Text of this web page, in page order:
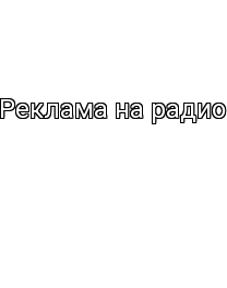
Реклама на радио